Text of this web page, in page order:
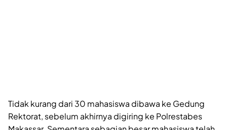
Tidak kurang dari 30 mahasiswa dibawa ke Gedung
Rektorat, sebelum akhirnya digiring ke Polrestabes